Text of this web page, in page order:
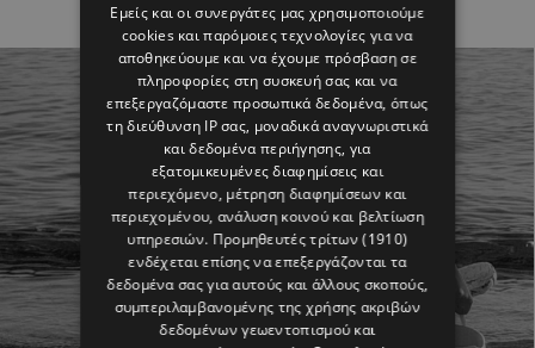
Εμείς και οι συνεργάτες μας χρησιμοποιούμε
cookies και παρόμοιες τεχνολογίες για να
αποθηκεύουμε και να έχουμε πρόσβαση σε
πληροφορίες στη συσκευή σας και να
επεξεργαζόμαστε προσωπικά δεδομένα, όπως
τη διεύθυνση IP σας, μοναδικά αναγνωριστικά
και δεδομένα περιήγησης, για
εξατομικευμένες διαφημίσεις και
περιεχόμενο, μέτρηση διαφημίσεων και
περιεχομένου, ανάλυση κοινού και βελτίωση
υπηρεσιών. Προμηθευτές τρίτων (1910)
ενδέχεται επίσης να επεξεργάζονται τα
δεδομένα σας για αυτούς και άλλους σκοπούς,
συμπεριλαμβανομένης της χρήσης ακριβών
δεδομένων γεωεντοπισμού και